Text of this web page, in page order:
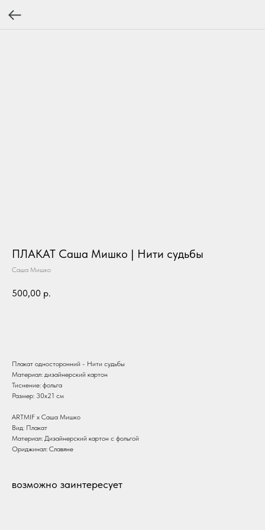
ПЛАКАТ Саша Мишко | Нити судьбы
Саша Мишко
500,00 р.
Плакат односторонний - Нити судьбы
Материал: дизайнерский картон
Тиснение: фольга
Размер: 30х21 см
ARTMIF х Саша Мишко
Вид: Плакат
Материал: Дизайнерский картон с фольгой
Ориджинал: Славяне
возможно заинтересует